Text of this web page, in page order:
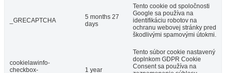
_GRECAPTCHA
5 months 27
days
Tento cookie od spoločnosti
Google sa používa na
identifikáciu robotov na
ochranu webovej stránky pred
škodlivými spamovými útokmi.
cookielawinfo-
checkbox-
1 year
Tento súbor cookie nastavený
doplnkom GDPR Cookie
Consent sa používa na